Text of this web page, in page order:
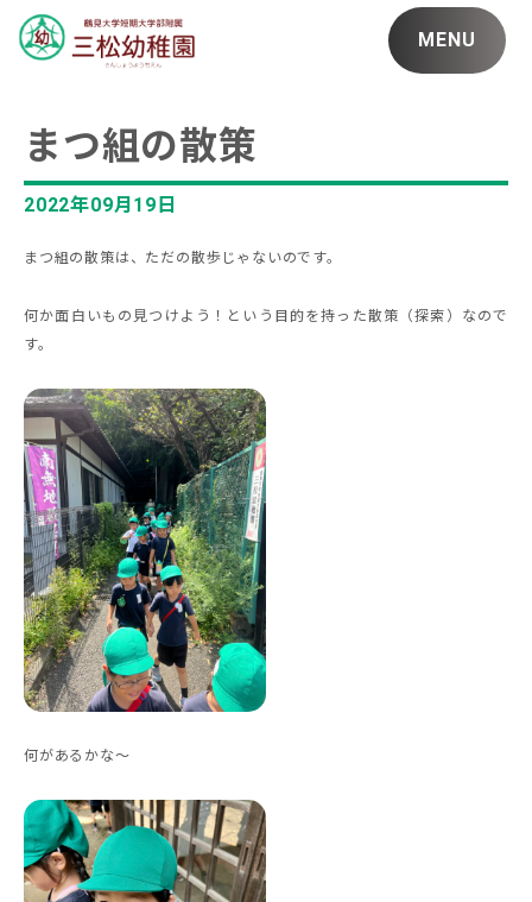
MENU
まつ組の散策
2022年09月19日
まつ組の散策は、ただの散歩じゃないのです。
何か面白いもの見つけよう！という目的を持った散策（探索）なので
す。
何があるかな〜